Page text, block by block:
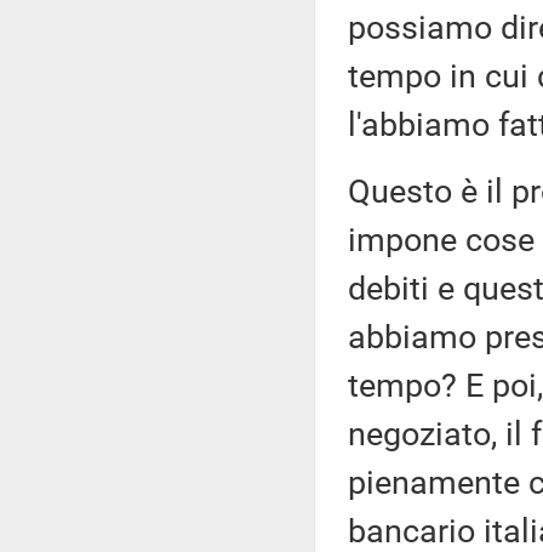
possiamo
tempo in cui
l'abbiamo
Questo è il
impone
debiti e
abbiamo
tempo? E
negoziato, il
pienamente
bancario